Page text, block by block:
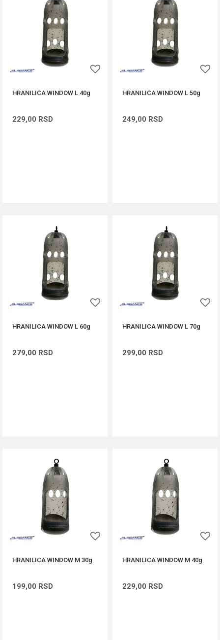
HRANILICA WINDOW L 40g
229,00 RSD
HRANILICA WINDOW L 50g
249,00 RSD
HRANILICA WINDOW L 60g
279,00 RSD
HRANILICA WINDOW L 70g
299,00 RSD
HRANILICA WINDOW M 30g
199,00 RSD
HRANILICA WINDOW M 40g
229,00 RSD